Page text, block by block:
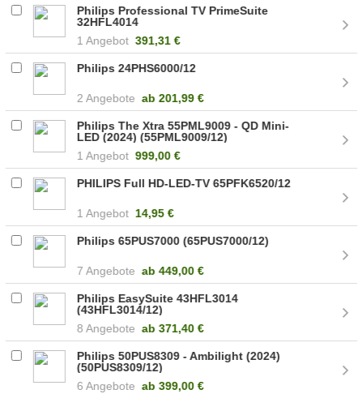
Philips Professional TV PrimeSuite
32HFL4014
1 Angebot 391,31 €
Philips 24PHS6000/12
2 Angebote ab 201,99 €
Philips The Xtra 55PML9009 - QD Mini-
LED (2024) (55PML9009/12)
1 Angebot 999,00 €
PHILIPS Full HD-LED-TV 65PFK6520/12
1 Angebot 14,95 €
Philips 65PUS7000 (65PUS7000/12)
7 Angebote ab449,00 €
Philips EasySuite 43HFL3014
(43HFL3014/12)
8 Angebote ab 371,40 €
Philips 50PUS8309 - Ambilight (2024)
(50PUS8309/12)
6 Angebote ab 399,00 €